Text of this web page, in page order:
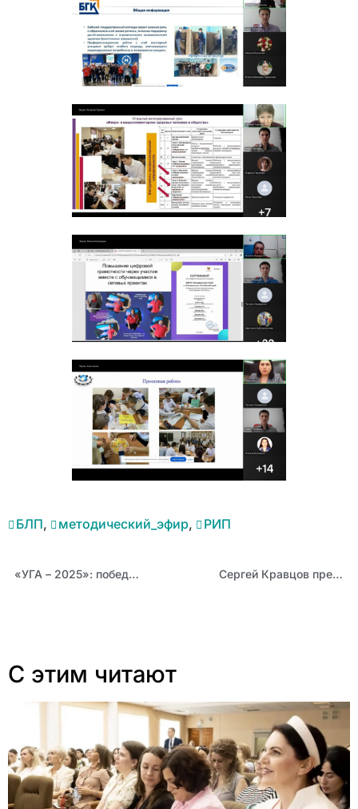
БЛП, методический_эфир, РИП
«УГА – 2025»: победитель заочного этапа из Барнаула Вячеслав Пермяков Сергей Кравцов предложил утвердить перечень игрушек для детсадов
С этим читают